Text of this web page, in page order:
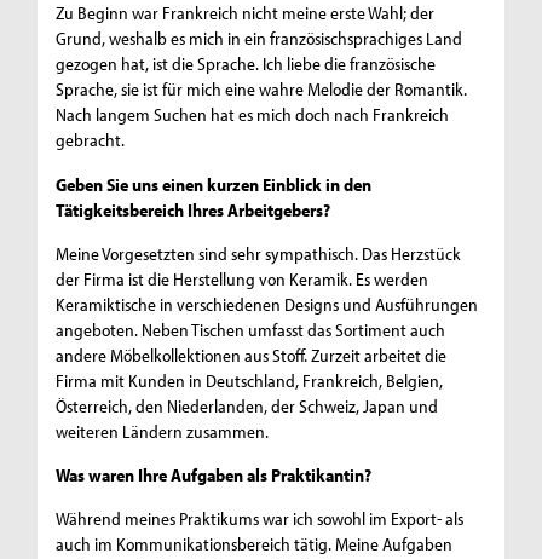
Zu Beginn war Frankreich nicht meine erste Wahl; der
Grund, weshalb es mich in ein französischsprachiges Land
gezogen hat, ist die Sprache. Ich liebe die französische
Sprache, sie ist für mich eine wahre Melodie der Romantik.
Nach langem Suchen hat es mich doch nach Frankreich
gebracht.
Geben Sie uns einen kurzen Einblick in den
Tätigkeitsbereich Ihres Arbeitgebers?
Meine Vorgesetzten sind sehr sympathisch. Das Herzstück
der Firma ist die Herstellung von Keramik. Es werden
Keramiktische in verschiedenen Designs und Ausführungen
angeboten. Neben Tischen umfasst das Sortiment auch
andere Möbelkollektionen aus Stoff. Zurzeit arbeitet die
Firma mit Kunden in Deutschland, Frankreich, Belgien,
Österreich, den Niederlanden, der Schweiz, Japan und
weiteren Ländern zusammen.
Was waren Ihre Aufgaben als Praktikantin?
Während meines Praktikums war ich sowohl im Export- als
auch im Kommunikationsbereich tätig. Meine Aufgaben